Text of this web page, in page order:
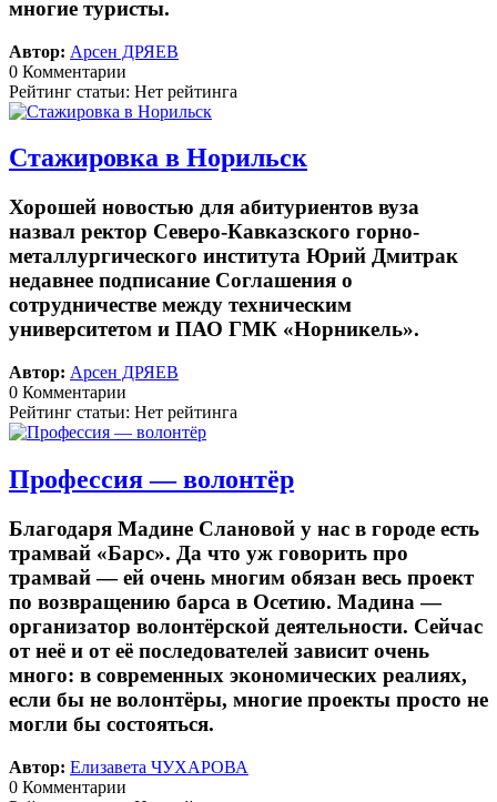
многие туристы.
Автор: Арсен ДРЯЕВ
0 Комментарии
Рейтинг статьи: Нет рейтинга
Стажировка в Норильск
Хорошей новостью для абитуриентов вуза
назвал ректор Северо-Кавказского горно-
металлургического института Юрий Дмитрак
недавнее подписание Соглашения о
сотрудничестве между техническим
университетом и ПАО ГМК «Норникель».
Автор: Арсен ДРЯЕВ
0 Комментарии
Рейтинг статьи: Нет рейтинга
Профессия — волонтёр
Благодаря Мадине Слановой у нас в городе есть
трамвай «Барс». Да что уж говорить про
трамвай — ей очень многим обязан весь проект
по возвращению барса в Осетию. Мадина —
организатор волонтёрской деятельности. Сейчас
от неё и от её последователей зависит очень
много: в современных экономических реалиях,
если бы не волонтёры, многие проекты просто не
могли бы состояться.
Автор: Елизавета ЧУХАРОВА
0 Комментарии